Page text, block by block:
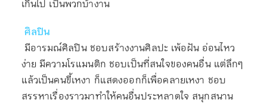
เกินไป เป็นพวกบ้างาน
ศิลปิน
มีอารมณ์ศิลปิน ชอบสร้างงานศิลปะ เพ้อฝัน อ่อนไหว
ง่าย มีความโรแมนติก ชอบเป็นที่สนใจของคนอื่น แต่ลึกๆ
แล้วเป็นคนขี้เหงา ก็แสดงออกก็เพื่อคลายเหงา ชอบ
สรรหาเรื่องราวมาทำให้คนอื่นประหลาดใจ สนุกสนาน